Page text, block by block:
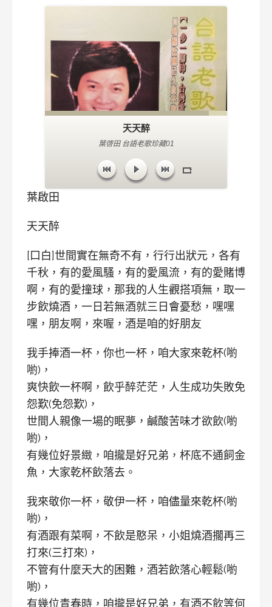
天天醉
葉啓田 台語老歌珍藏01
葉啟田
天天醉
[口白]世間實在無奇不有，行行出狀元，各有
千秋，有的愛風騷，有的愛風流，有的愛賭博
啊，有的愛撞球，那我的人生觀搭項無，取一
步飲燒酒，一日若無酒就三日會憂愁，嘿嘿
嘿，朋友啊，來喔，酒是咱的好朋友
我手捧酒一杯，你也一杯，咱大家來乾杯(喲
喲)，
爽快飲一杯啊，飲乎醉茫茫，人生成功失敗免
怨歎(免怨歎)，
世間人親像一場的眠夢，鹹酸苦味才欲飲(喲
喲)，
有幾位好景緻，咱攏是好兄弟，杯底不通飼金
魚，大家乾杯飲落去。
我來敬你一杯，敬伊一杯，咱儘量來乾杯(喲
喲)，
有酒跟有菜啊，不飲是憨呆，小姐燒酒擱再三
打來(三打來)，
不管有什麼天大的困難，酒若飲落心輕鬆(喲
喲)，
有幾位青春時，咱攏是好兄弟，有酒不飲等何